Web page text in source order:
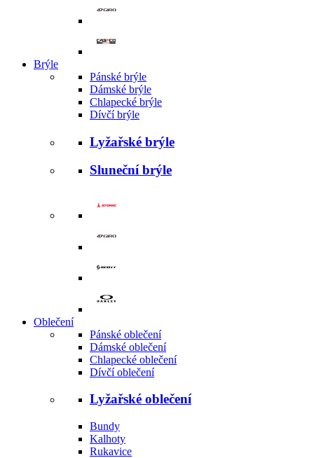
Brýle
Pánské brýle
Dámské brýle
Chlapecké brýle
Dívčí brýle
Lyžařské brýle
Sluneční brýle
Oblečení
Pánské oblečení
Dámské oblečení
Chlapecké oblečení
Dívčí oblečení
Lyžařské oblečení
Bundy
Kalhoty
Rukavice